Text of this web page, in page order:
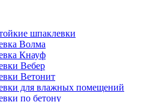
шпаклевки
Волма
Кнауф
Вебер
Ветонит
для влажных помещений
по бетону